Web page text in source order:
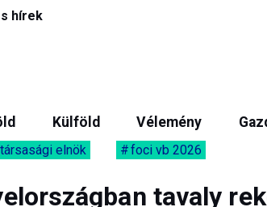
hírek
Külföld Vélemény
elnök foci vb 2026
tavaly